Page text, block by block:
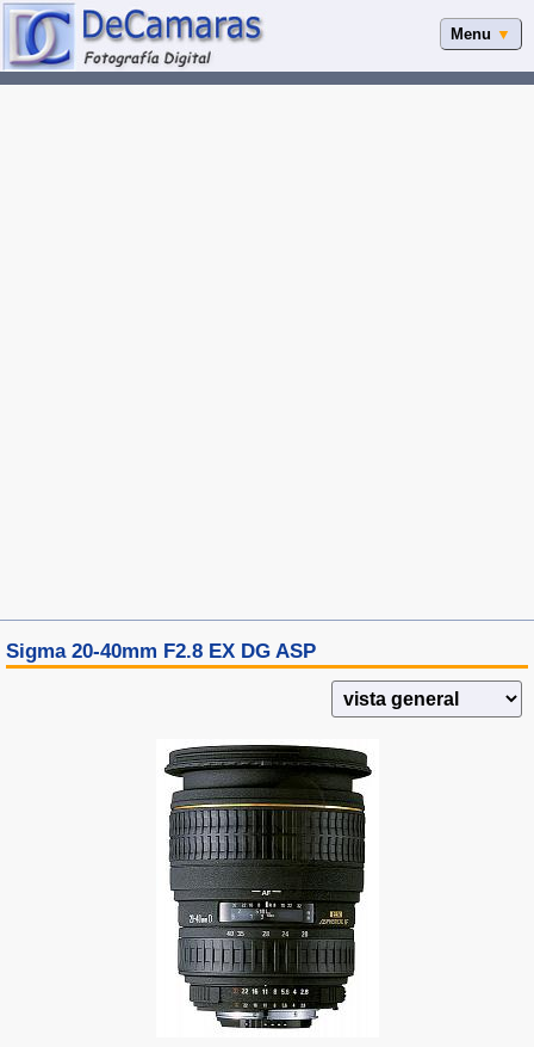
Menu ▼
Sigma 20-40mm F2.8 EX DG ASP